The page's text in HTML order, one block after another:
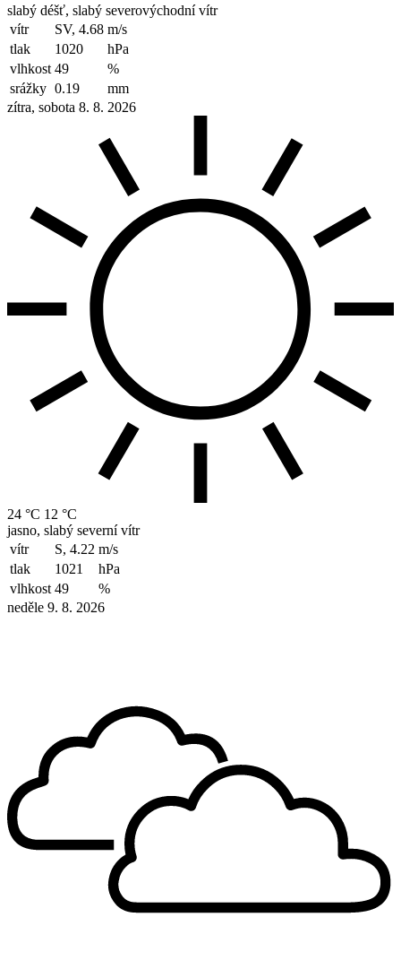
slabý déšť, slabý severovýchodní vítr
vítr
SV, 4.68 m/s
tlak
1020
hPa
vlhkost 49
%
srážky 0.19
mm
zítra, sobota 8. 8. 2026
24 °C 12 °C
jasno, slabý severní vítr
vítr
S, 4.22 m/s
tlak
1021
hPa
vlhkost 49
%
neděle 9. 8. 2026